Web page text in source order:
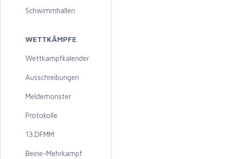
Schwimmhallen
WETTKÄMPFE
Wettkampfkalender
Ausschreibungen
Meldemonster
Protokolle
13.DFMM
Beine-Mehrkampf